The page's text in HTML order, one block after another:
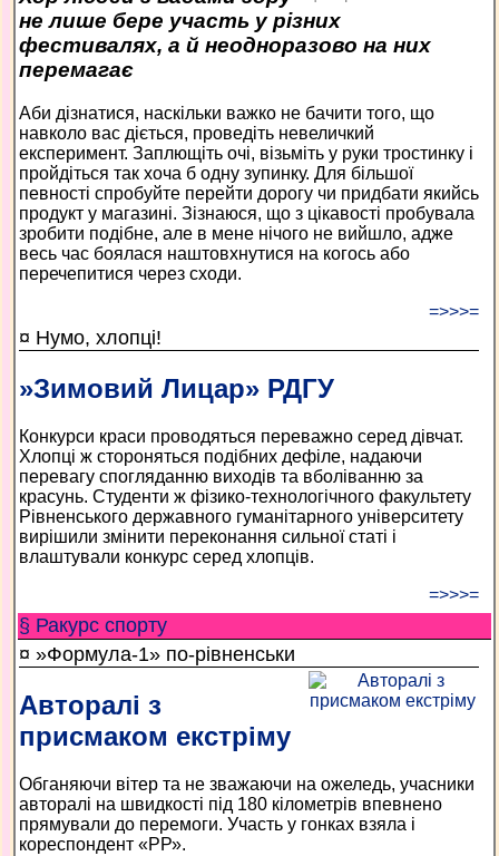
не лише бере участь у різних
фестивалях, а й неодноразово на них
перемагає
Аби дізнатися, наскільки важко не бачити того, що
навколо вас діється, проведіть невеличкий
експеримент. Заплющіть очі, візьміть у руки тростинку і
пройдіться так хоча б одну зупинку. Для більшої
певності спробуйте перейти дорогу чи придбати якийсь
продукт у магазині. Зізнаюся, що з цікавості пробувала
зробити подібне, але в мене нічого не вийшло, адже
весь час боялася наштовхнутися на когось або
перечепитися через сходи.
=>>>=
¤ Нумо, хлопці!
»Зимовий Лицар» РДГУ
Конкурси краси проводяться переважно серед дівчат.
Хлопці ж стороняться подібних дефіле, надаючи
перевагу спогляданню виходів та вболіванню за
красунь. Студенти ж фізико-технологічного факультету
Рівненського державного гуманітарного університету
вирішили змінити переконання сильної статі і
влаштували конкурс серед хлопців.
=>>>=
§ Ракурс спорту
¤ »Формула-1» по-рівненськи
Авторалі з
присмаком екстріму
Обганяючи вітер та не зважаючи на ожеледь, учасники
авторалі на швидкості під 180 кілометрів впевнено
прямували до перемоги. Участь у гонках взяла і
кореспондент «РР».